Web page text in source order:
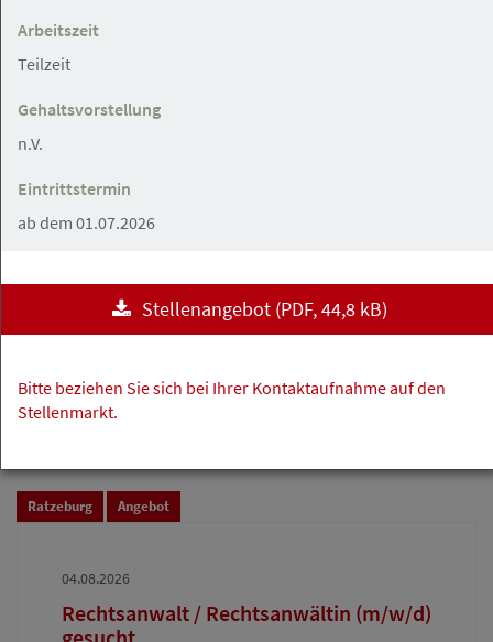
Rechtsanwalt / Rechtsanwältin (m/w/d)
& Partner
Dr. Heinze & Partner Partnerschaftsgesellschaft
04.08.2026
Rechtsanwältin / Rechtsanwalt (m/w/d)
gesucht – Mandate vorhanden,
Rechtsanwalt Kemal Su
Ratzeburg Angebot
04.08.2026
Rechtsanwalt / Rechtsanwältin (m/w/d)
Arbeitszeit
Teilzeit
Gehaltsvorstellung
n.V.
Eintrittstermin
ab dem 01.07.2026
Stellenangebot (PDF, 44,8 kB)
Bitte beziehen Sie sich bei Ihrer Kontaktaufnahme auf den
Stellenmarkt.